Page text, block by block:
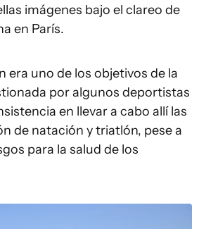
imágenes bajo el clareo de
en París.
era uno de los objetivos de la
por algunos deportistas
en llevar a cabo allí las
de natación y triatlón, pese a
para la salud de los